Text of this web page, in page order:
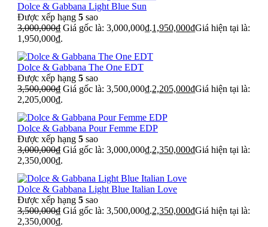
Dolce & Gabbana Light Blue Sun
Được xếp hạng 5 sao
3,000,000₫ Giá gốc là: 3,000,000₫.1,950,000₫Giá hiện tại là:
1,950,000₫.
Dolce & Gabbana The One EDT
Được xếp hạng 5 sao
3,500,000₫ Giá gốc là: 3,500,000₫.2,205,000₫Giá hiện tại là:
2,205,000₫.
Dolce & Gabbana Pour Femme EDP
Được xếp hạng 5 sao
3,000,000₫ Giá gốc là: 3,000,000₫.2,350,000₫Giá hiện tại là:
2,350,000₫.
Dolce & Gabbana Light Blue Italian Love
Được xếp hạng 5 sao
3,500,000₫ Giá gốc là: 3,500,000₫.2,350,000₫Giá hiện tại là:
2,350,000₫.